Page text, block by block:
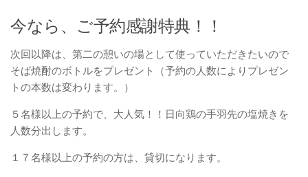
今なら、ご予約感謝特典！！
次回以降は、第二の憩いの場として使っていただきたいので
そば焼酎のボトルをプレゼント（予約の人数によりプレゼン
トの本数は変わります。）
５名様以上の予約で、大人気！！日向鶏の手羽先の塩焼きを
人数分出します。
１７名様以上の予約の方は、貸切になります。